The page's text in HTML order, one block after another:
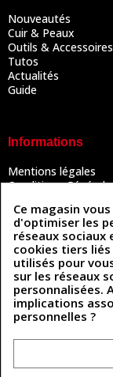
Nouveautés
Cuir & Peaux
Outils & Accessoires
Tutos
Actualités
Guide
Informations
Mentions légales
Conditions
Politique des
Contactez-nous
Coordonnées
493 Chemin de
81300 Graulhet
Ce magasin
d'optimiser les
réseaux sociaux
cookies tiers
utilisés pour
sur les réseaux
personnalisées.
implications
personnelles ?